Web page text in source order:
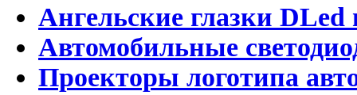
Ангельские глазки DLed
Автомобильные
Проекторы логотипа